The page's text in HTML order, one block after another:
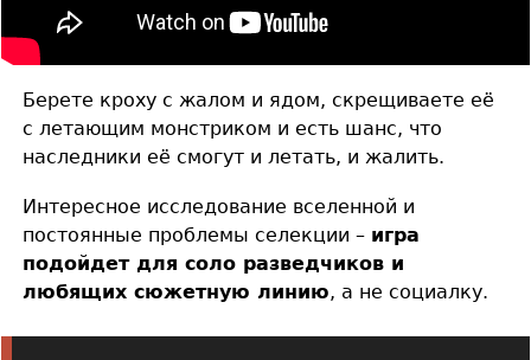
Берете кроху с жалом и ядом, скрещиваете её
с летающим монстриком и есть шанс, что
наследники её смогут и летать, и жалить.
Интересное исследование вселенной и
постоянные проблемы селекции – игра
подойдет для соло разведчиков и
любящих сюжетную линию, а не социалку.